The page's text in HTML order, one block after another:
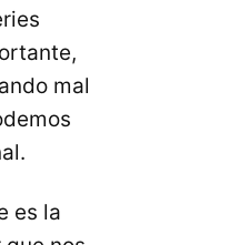
mal
es la